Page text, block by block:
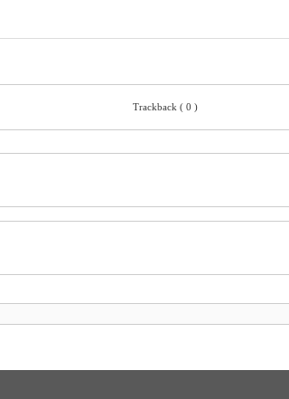
Trackback ( 0 )